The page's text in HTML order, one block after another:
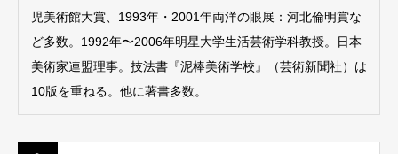
児美術館大賞、1993年・2001年両洋の眼展：河北倫明賞な
ど多数。1992年〜2006年明星大学生活芸術学科教授。日本
美術家連盟理事。技法書『泥棒美術学校』（芸術新聞社）は
10版を重ねる。他に著書多数。